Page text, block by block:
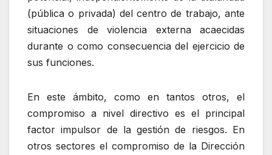
(pública o privada) del centro de trabajo, ante
situaciones de violencia externa acaecidas
durante o como consecuencia del ejercicio de
sus funciones.
En este ámbito, como en tantos otros, el
compromiso a nivel directivo es el principal
factor impulsor de la gestión de riesgos. En
otros sectores el compromiso de la Dirección